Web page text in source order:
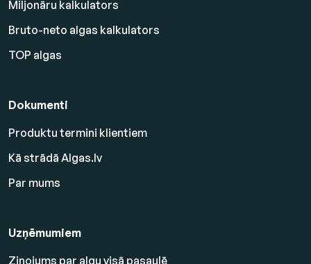
Miljonāru kalkulators
Bruto-neto algas kalkulators
TOP algas
Dokumenti
Produktu termini klientiem
Kā strādā Algas.lv
Par mums
Uzņēmumiem
Ziņojums par algu visā pasaulē